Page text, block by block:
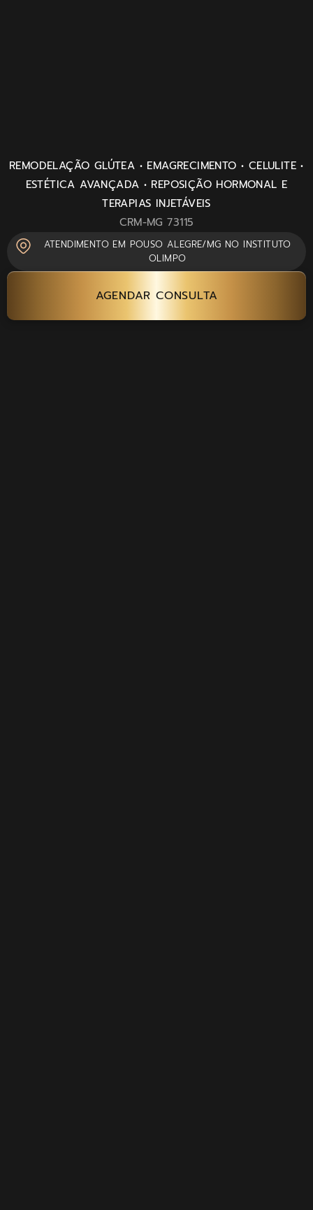
REMODELAÇÃO GLÚTEA • EMAGRECIMENTO • CELULITE •
ESTÉTICA AVANÇADA • REPOSIÇÃO HORMONAL E
TERAPIAS INJETÁVEIS
CRM-MG 73115
ATENDIMENTO EM POUSO ALEGRE/MG NO INSTITUTO
OLIMPO
AGENDAR CONSULTA